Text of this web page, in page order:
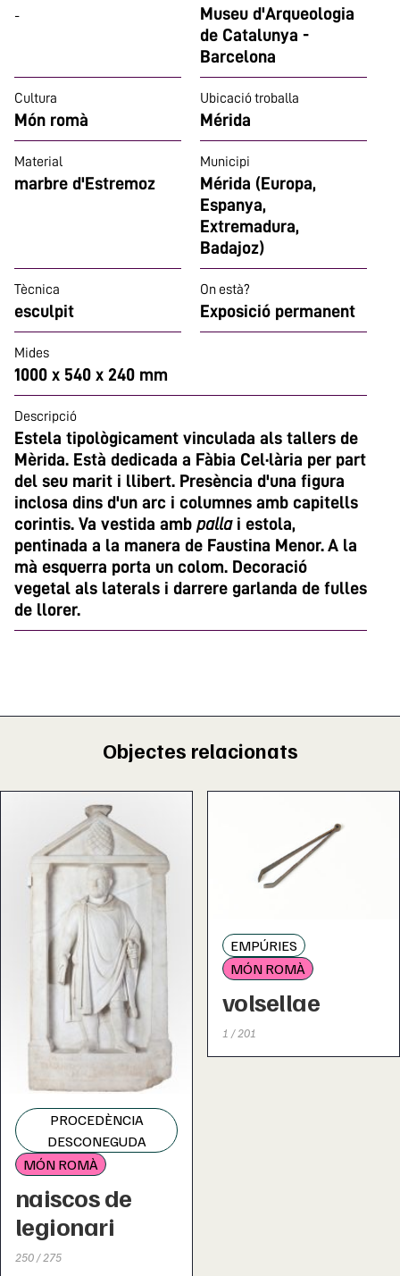
-
Museu d'Arqueologia
de Catalunya -
Barcelona
Cultura
Món romà
Ubicació troballa
Mérida
Material
marbre d'Estremoz
Municipi
Mérida (Europa,
Espanya,
Extremadura,
Badajoz)
Tècnica
esculpit
On està?
Exposició permanent
Mides
1000 x 540 x 240 mm
Descripció
Estela tipològicament vinculada als tallers de
Mèrida. Està dedicada a Fàbia Cel·lària per part
del seu marit i llibert. Presència d'una figura
inclosa dins d'un arc i columnes amb capitells
corintis. Va vestida amb pallai estola,
pentinada a la manera de Faustina Menor. A la
mà esquerra porta un colom. Decoració
vegetal als laterals i darrere garlanda de fulles
de llorer.
Objectes relacionats
PROCEDÈNCIA
DESCONEGUDA
MÓN ROMÀ
naiscos de
legionari
250 / 275
EMPÚRIES
MÓN ROMÀ
volsellae
1 / 201